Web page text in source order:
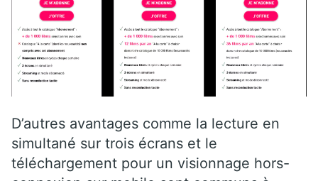
D’autres avantages comme la lecture en
simultané sur trois écrans et le
téléchargement pour un visionnage hors-